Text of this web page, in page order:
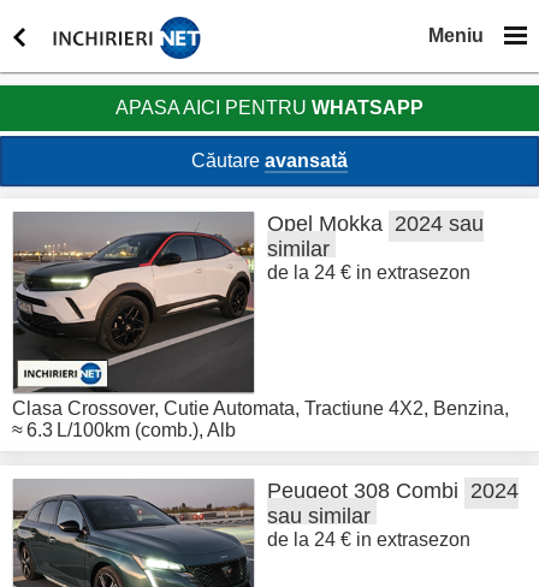
Meniu
APASA AICI PENTRUWHATSAPP
Căutare avansată
Opel Mokka 2024 sau
similar
de la 24 € in extrasezon
Clasa Crossover, Cutie Automata, Tractiune 4X2, Benzina,
≈ 6.3 L/100km (comb.), Alb
Peugeot 308 Combi 2024
sau similar
de la 24 € in extrasezon